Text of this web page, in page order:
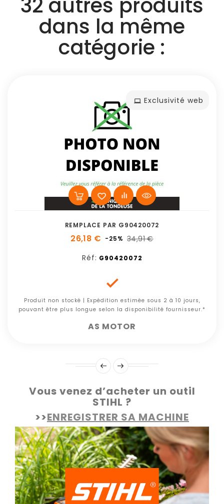
dans la même
catégorie :
Exclusivité web
REMPLACE PAR G90420072
26,18 € -25% 34,91 €
Réf: G90420072

Produit non stocké | Expédition estimée sous 2 à 10 jours,
pouvant être plus longue selon la disponibilité fournisseur.*
AS MOTOR
Vous venez d’acheter un outil
STIHL ?
>>ENREGISTRER SA MACHINE